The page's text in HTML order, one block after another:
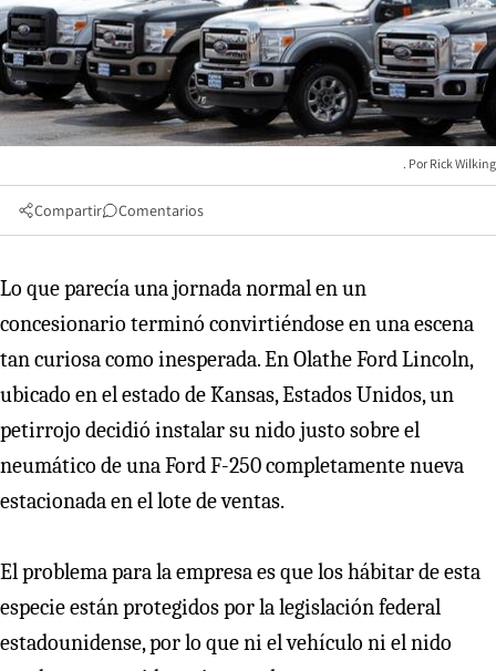
Rick Wilking
Compartir Comentarios
Lo que parecía una jornada normal en un
concesionario terminó convirtiéndose en una escena
tan curiosa como inesperada. En Olathe Ford Lincoln,
ubicado en el estado de Kansas, Estados Unidos, un
petirrojo decidió instalar su nido justo sobre el
neumático de una Ford F-250 completamente nueva
estacionada en el lote de ventas.
El problema para la empresa es que los hábitar de esta
especie están protegidos por la legislación federal
estadounidense, por lo que ni el vehículo ni el nido